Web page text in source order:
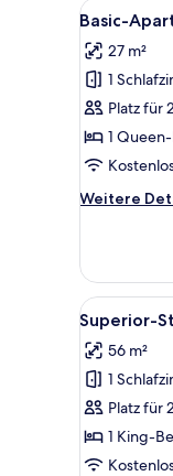
für
Zimmer
Alle
Fotos
für
Basic-
eigenes
Bad
4
Basic-
27 m²
1
Platz für
1
Weitere
Weitere
Apartment,
eigenes
Bad
Alle
Fotos
für
Superior-
Studio,
eigenes
Bad
6
Superior-
56 m²
1
Platz für
1 King-